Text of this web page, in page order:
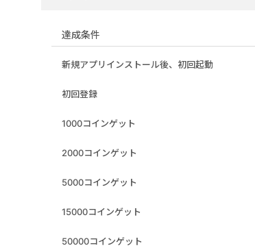
達成条件
新規アプリインストール後、初回起動
初回登録
1000コインゲット
2000コインゲット
5000コインゲット
15000コインゲット
50000コインゲット